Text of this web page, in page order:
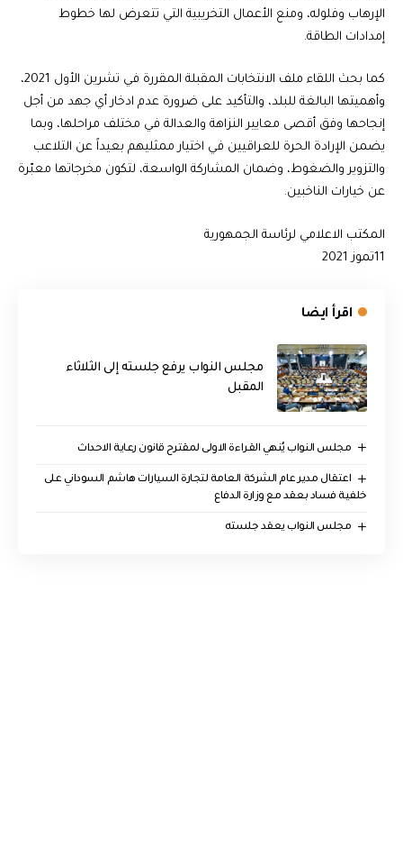
الإرهاب وفلوله، ومنع الأعمال التخريبية التي تتعرض لها خطوط
إمدادات الطاقة.
كما بحث اللقاء ملف الانتخابات المقبلة المقررة في تشرين الأول 2021،
وأهميتها البالغة للبلد، والتأكيد على ضرورة عدم ادخار أي جهد من أجل
إنجاحها وفق أقصى معايير النزاهة والعدالة في مختلف مراحلها، وبما
يضمن الإرادة الحرة للعراقيين في اختيار ممثليهم بعيداً عن التلاعب
والتزوير والضغوط، وضمان المشاركة الواسعة، لتكون مخرجاتها معبّرة
عن خيارات الناخبين.
المكتب الاعلامي لرئاسة الجمهورية
11تموز 2021
اقرأ ايضا
مجلس النواب يرفع جلسته إلى الثلاثاء
المقبل
مجلس النواب يُنهي القراءة الاولى لمقترح قانون رعاية الاحداث
اعتقال مدير عام الشركة العامة لتجارة السيارات هاشم السوداني على
خلفية فساد بعقد مع وزارة الدفاع
مجلس النواب يعقد جلسته